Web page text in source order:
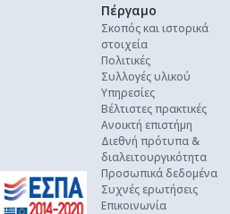
Πέργαμο
Σκοπός και ιστορικά
στοιχεία
Πολιτικές
Συλλογές υλικού
Υπηρεσίες
Βέλτιστες πρακτικές
Ανοικτή επιστήμη
Διεθνή πρότυπα &
διαλειτουργικότητα
Προσωπικά δεδομένα
Συχνές ερωτήσεις
Επικοινωνία